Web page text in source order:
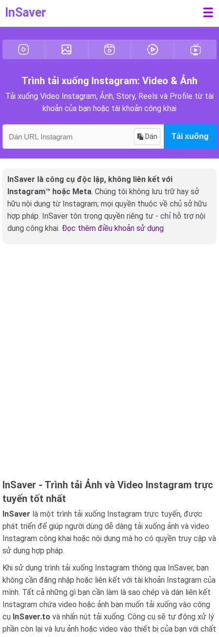
InSaver ☰
Trình tải xuống Instagram: Video & Ảnh
Tải xuống Video Instagram, Ảnh, Story, Reels và Profile từ tài
khoản của bạn hoặc tài khoản công khai
Dán Tải xuống
InSaver là công cụ độc lập, không liên kết với
Instagram™ hoặc Meta. Chúng tôi không lưu trữ hay sở
hữu nội dung từ Instagram; mọi quyền thuộc về chủ sở hữu
hợp pháp. InSaver tôn trọng quyền riêng tư - chỉ hỗ trợ nội
dung công khai. Đọc thêm điều khoản sử dụng
InSaver - Trình tải Ảnh và Video Instagram trực
tuyến tốt nhất
InSaver là một trình tải xuống Instagram trực tuyến, được
phát triển để giúp người dùng dễ dàng tải xuống ảnh và video
Instagram công khai hoặc nội dung mà họ có quyền truy cập và
sử dụng hợp pháp.
Khi sử dụng trình tải xuống Instagram thông qua InSaver, bạn
không cần đăng nhập hoặc liên kết với tài khoản Instagram của
mình. Tất cả những gì bạn cần làm là sao chép và dán liên kết
Instagram chứa video hoặc ảnh bạn muốn tải xuống vào công
cụ InSaver.to và nhấn nút tải xuống. Công cụ sẽ tự động xử lý
phần còn lại và lưu ảnh hoặc video vào thiết bị của bạn với chất